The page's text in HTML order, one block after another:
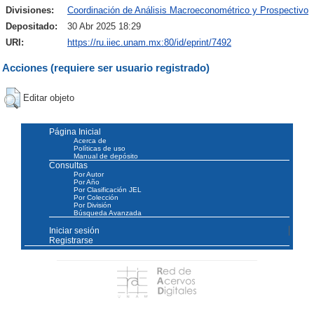
Divisiones:
Coordinación de Análisis Macroeconométrico y Prospectivo
Depositado:
30 Abr 2025 18:29
URI:
https://ru.iiec.unam.mx:80/id/eprint/7492
Acciones (requiere ser usuario registrado)
Editar objeto
Página Inicial
Acerca de
Políticas de uso
Manual de depósito
Consultas
Por Autor
Por Año
Por Clasificación JEL
Por Colección
Por División
Búsqueda Avanzada
Iniciar sesión
Registrarse